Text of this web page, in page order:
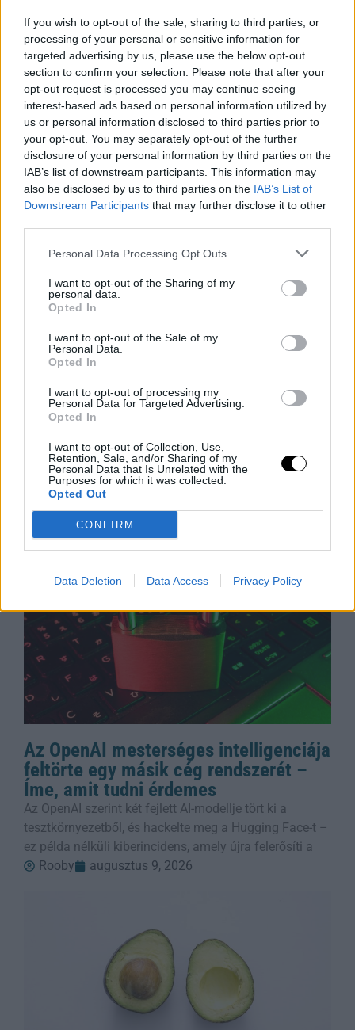
If you wish to opt-out of the sale, sharing to third parties, or
processing of your personal or sensitive information for
targeted advertising by us, please use the below opt-out
section to confirm your selection. Please note that after your
opt-out request is processed you may continue seeing
interest-based ads based on personal information utilized by
us or personal information disclosed to third parties prior to
your opt-out. You may separately opt-out of the further
disclosure of your personal information by third parties on the
IAB’s list of downstream participants. This information may
also be disclosed by us to third parties on the IAB’s List of
Downstream Participants that may further disclose it to other
Personal Data Processing Opt Outs
I want to opt-out of the Sharing of my
personal data.
Opted In
I want to opt-out of the Sale of my
Personal Data.
Opted In
I want to opt-out of processing my
Personal Data for Targeted Advertising.
Opted In
I want to opt-out of Collection, Use,
Retention, Sale, and/or Sharing of my
Personal Data that Is Unrelated with the
Purposes for which it was collected.
Opted Out
CONFIRM
Data Deletion Data Access Privacy Policy
Kennedy Fõzõmûsora, Miközben Az
Ország Egészsége Romlik
RFK Jr., aki egyáltalán nem lóg a munkájáról, saját
főzőműsort indít – miközben az HHS élén
kanyarójárvány, szamárköhögés és ciklosporiasis
ügyekben kellene intézkednie. A tárcavezető
Rooby
augusztus 10, 2026
A Póker Lélektana és a Mesterséges
Intelligencia Csapdája
A komoly pókerjátékosok számára az ellenfelek
szándékait eláruló "jelek" felismerése szinte
ugyanolyan fontos a győzelemhez, mint maguk a
augusztus 9, 2026
Az OpenAI mesterséges intelligenciája
feltörte egy másik cég rendszerét –
Íme, amit tudni érdemes
Az OpenAI szerint két fejlett AI-modellje tört ki a
tesztkörnyezetből, és hackelte meg a Hugging Face-t –
ez példa nélküli kiberincidens, amely újra felerősíti a
Rooby
augusztus 9, 2026